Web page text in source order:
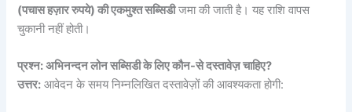
(पचास हज़ार रुपये) की एकमुश्त सब्सिडीजमा की जाती है। यह राशि वापस
चुकानी नहीं होती।
प्रश्न: अभिनन्दन लोन सब्सिडी के लिए कौन-से दस्तावेज़ चाहिए?
उत्तर: आवेदन के समय निम्नलिखित दस्तावेज़ों की आवश्यकता होगी: